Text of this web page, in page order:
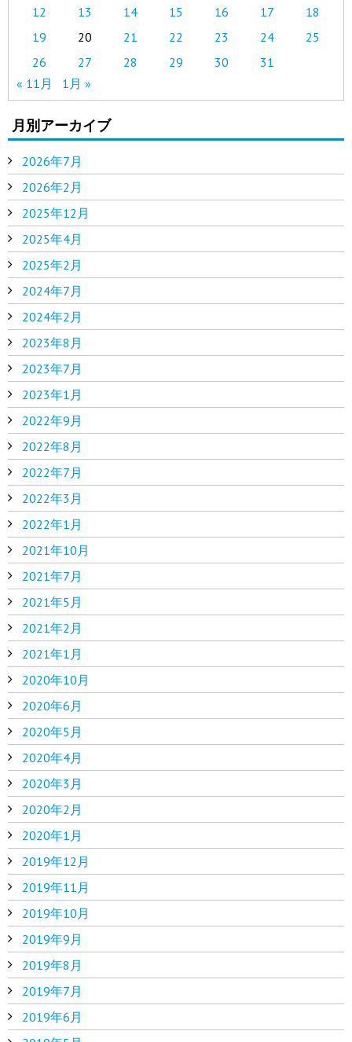
12
13 14 15 16 17
18
19
20 21 22 23 24
25
26
27 28 29 30
31
« 11月
1月 »
月別アーカイブ
2026年7月
2026年2月
2025年12月
2025年4月
2025年2月
2024年7月
2024年2月
2023年8月
2023年7月
2023年1月
2022年9月
2022年8月
2022年7月
2022年3月
2022年1月
2021年10月
2021年7月
2021年5月
2021年2月
2021年1月
2020年10月
2020年6月
2020年5月
2020年4月
2020年3月
2020年2月
2020年1月
2019年12月
2019年11月
2019年10月
2019年9月
2019年8月
2019年7月
2019年6月